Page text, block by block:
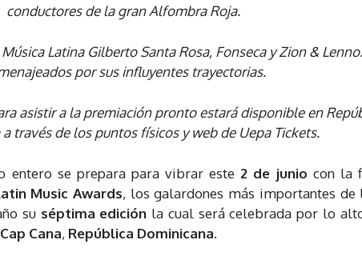
conductores de la gran Alfombra Roja.
Latina Gilberto Santa Rosa, Fonseca y Zion &
por sus influyentes trayectorias.
asistir a la premiación pronto estará disponible en
través de los puntos físicos y web de Uepa Tickets.
entero se prepara para vibrar este 2 de junio con la
Music Awards, los galardones más importantes de
su séptima edición la cual será celebrada por lo
Cana, República Dominicana.